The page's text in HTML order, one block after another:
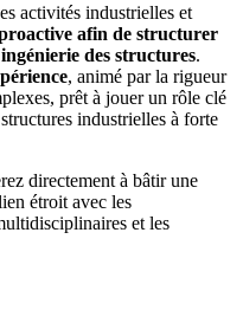
activités industrielles et
afin de structurer
des structures.
, animé par la rigueur
prêt à jouer un rôle clé
industrielles à forte
directement à bâtir une
étroit avec les
et les